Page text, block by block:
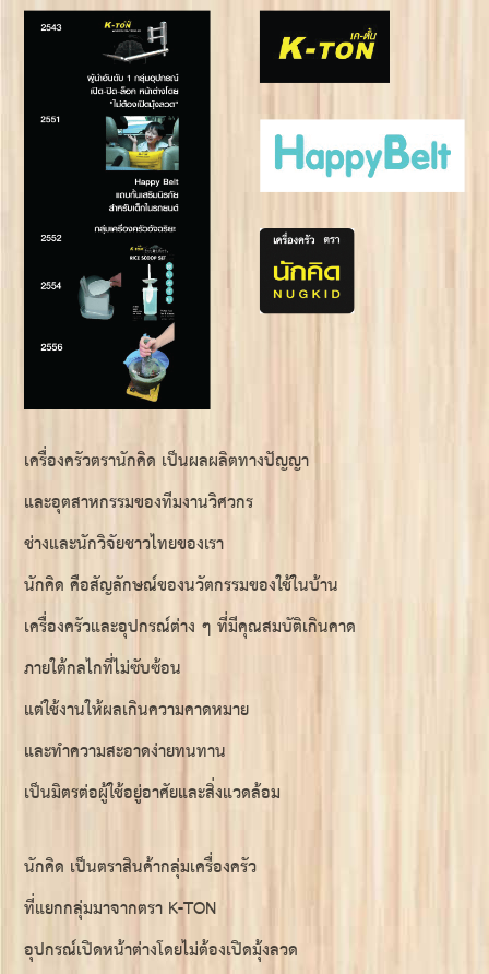
เครื่องครัวตรานักคิด เป็นผลผลิตทางปัญญา
และอุตสาหกรรมของทีมงานวิศวกร
ช่างและนักวิจัยชาวไทยของเรา
นักคิด คือสัญลักษณ์ของนวัตกรรมของใช้ในบ้าน
เครื่องครัวและอุปกรณ์ต่าง ๆ ที่มีคุณสมบัติเกินคาด
ภายใต้กลไกที่ไม่ซับซ้อน
แต่ใช้งานให้ผลเกินความคาดหมาย
และทำความสะอาดง่ายทนทาน
เป็นมิตรต่อผู้ใช้อยู่อาศัยและสิ่งแวดล้อม
นักคิด เป็นตราสินค้ากลุ่มเครื่องครัว
ที่แยกกลุ่มมาจากตรา K-TON
อุปกรณ์เปิดหน้าต่างโดยไม่ต้องเปิดมุ้งลวด